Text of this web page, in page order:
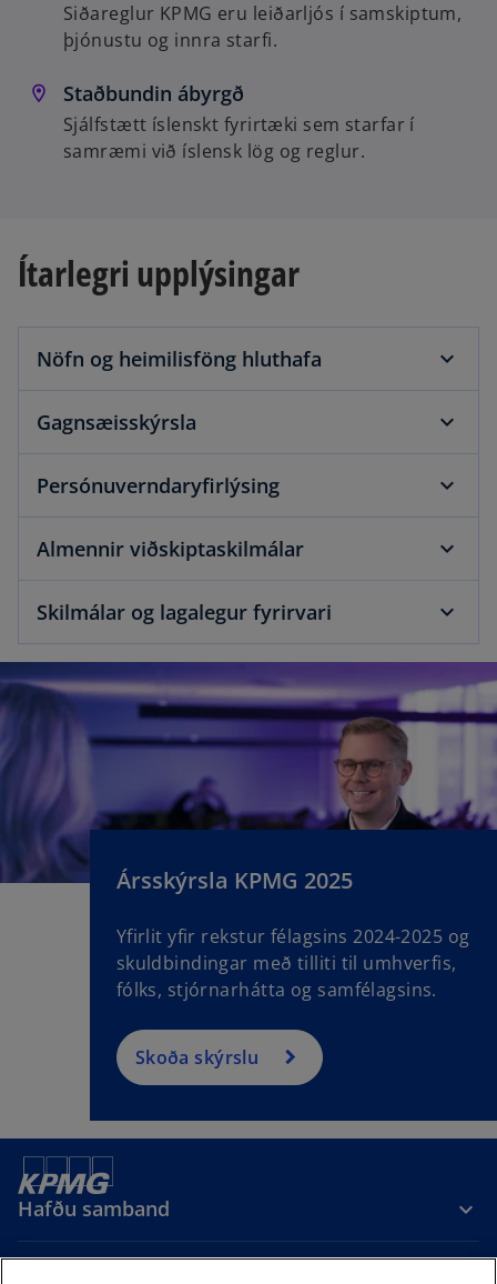
Siðareglur KPMG eru leiðarljós í samskiptum,
þjónustu og innra starfi.
Staðbundin ábyrgð
Sjálfstætt íslenskt fyrirtæki sem starfar í
samræmi við íslensk lög og reglur.
Ítarlegri upplýsingar
Nöfn og heimilisföng hluthafa
Gagnsæisskýrsla
Persónuverndaryfirlýsing
Almennir viðskiptaskilmálar
Skilmálar og lagalegur fyrirvari
Ársskýrsla KPMG 2025
Yfirlit yfir rekstur félagsins 2024-2025 og
skuldbindingar með tilliti til umhverfis,
fólks, stjórnarhátta og samfélagsins.
Skoða skýrslu
Hafðu samband